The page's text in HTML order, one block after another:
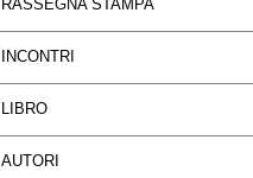
RASSEGNA STAMPA
INCONTRI
LIBRO
AUTORI